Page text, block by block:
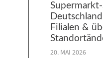
Filialen &
20. MAI 2026